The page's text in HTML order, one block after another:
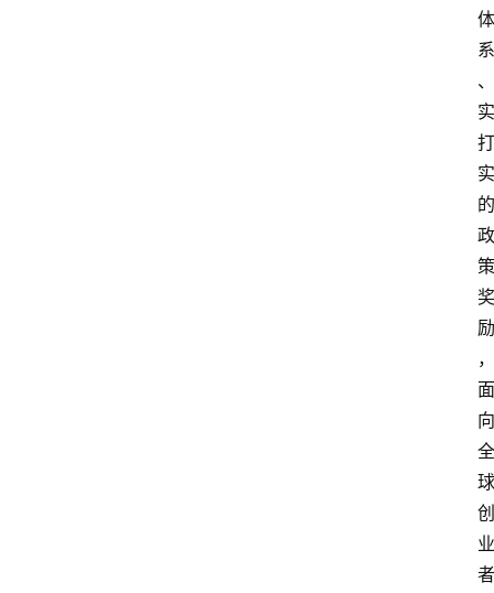
体
系
、
实
打
实
的
政
策
奖
励
，
面
向
全
球
创
业
者